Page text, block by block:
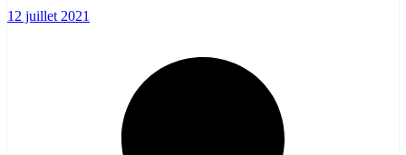
12 juillet 2021